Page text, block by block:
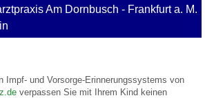
Am Dornbusch - Frankfurt a. M.
Impf- und Vorsorge-Erinnerungssystems von
verpassen Sie mit Ihrem Kind keinen